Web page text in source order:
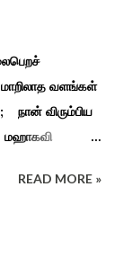
வளங்கள்
விரும்பிய
READ MORE »